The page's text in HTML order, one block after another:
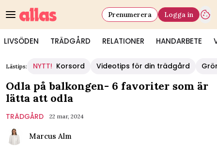
LIVSÖDEN TRÄDGÅRD RELATIONER HANDARBETE
Prenumerera Logga in
Lästips: NYTT! Korsord Videotips för din trädgård
Odla på balkongen- 6 favoriter som är
lätta att odla
TRÄDGÅRD 22 mar, 2024
Marcus Alm